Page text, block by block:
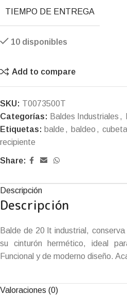
TIEMPO DE ENTREGA
10 disponibles
Add to compare
SKU: T0073500T
Categorías: Baldes Industriales ,
Etiquetas: balde , baldeo , cubeta
recipiente
Share:
Descripción
Descripción
Balde de 20 lt industrial,
su cinturón hermético, ideal
Funcional y de moderno diseño.
Valoraciones (0)